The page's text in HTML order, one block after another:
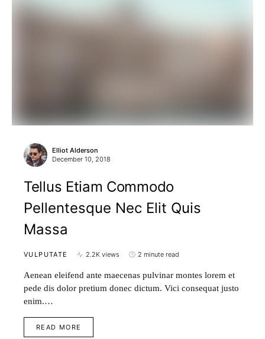
Elliot Alderson
December 10, 2018
Tellus Etiam Commodo
Pellentesque Nec Elit Quis
Massa
VULPUTATE 2.2K views 2 minute read
Aenean eleifend ante maecenas pulvinar montes lorem et
pede dis dolor pretium donec dictum. Vici consequat justo
enim.…
READ MORE